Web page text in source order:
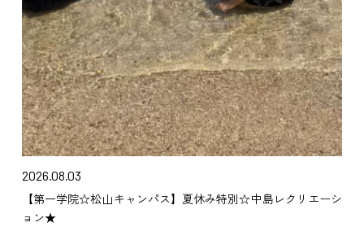
2026.08.03
【第一学院☆松山キャンパス】夏休み特別☆中島レクリエーシ
ョン★